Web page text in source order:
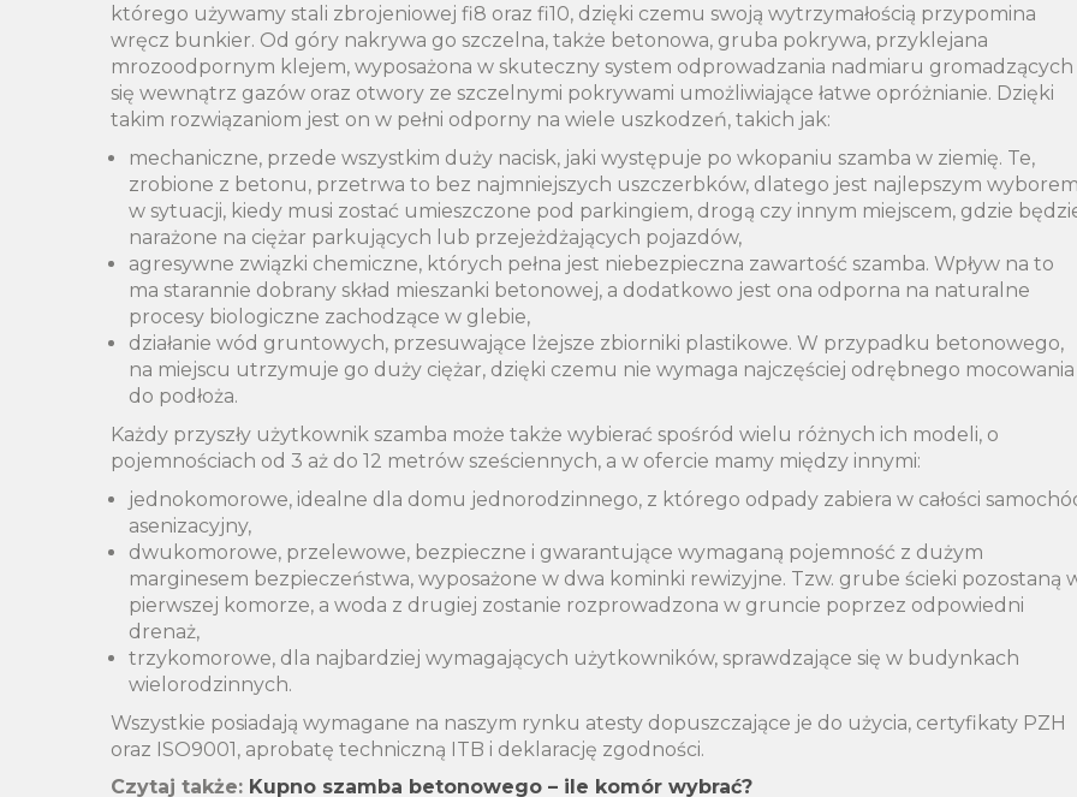
którego używamy stali zbrojeniowej fi8 oraz fi10, dzięki czemu swoją wytrzymałością przypomina
wręcz bunkier. Od góry nakrywa go szczelna, także betonowa, gruba pokrywa, przyklejana
mrozoodpornym klejem, wyposażona w skuteczny system odprowadzania nadmiaru gromadzących
się wewnątrz gazów oraz otwory ze szczelnymi pokrywami umożliwiające łatwe opróżnianie. Dzięki
takim rozwiązaniom jest on w pełni odporny na wiele uszkodzeń, takich jak:
mechaniczne, przede wszystkim duży nacisk, jaki występuje po wkopaniu szamba w ziemię. Te,
zrobione z betonu, przetrwa to bez najmniejszych uszczerbków, dlatego jest najlepszym
w sytuacji, kiedy musi zostać umieszczone pod parkingiem, drogą czy innym miejscem, gdzie
narażone na ciężar parkujących lub przejeżdżających pojazdów,
agresywne związki chemiczne, których pełna jest niebezpieczna zawartość szamba. Wpływ na to
ma starannie dobrany skład mieszanki betonowej, a dodatkowo jest ona odporna na naturalne
procesy biologiczne zachodzące w glebie,
działanie wód gruntowych, przesuwające lżejsze zbiorniki plastikowe. W przypadku betonowego,
na miejscu utrzymuje go duży ciężar, dzięki czemu nie wymaga najczęściej odrębnego mocowania
do podłoża.
Każdy przyszły użytkownik szamba może także wybierać spośród wielu różnych ich modeli, o
pojemnościach od 3 aż do 12 metrów sześciennych, a w ofercie mamy między innymi:
jednokomorowe, idealne dla domu jednorodzinnego, z którego odpady zabiera w całości
asenizacyjny,
dwukomorowe, przelewowe, bezpieczne i gwarantujące wymaganą pojemność z dużym
marginesem bezpieczeństwa, wyposażone w dwa kominki rewizyjne. Tzw. grube ścieki pozostaną
pierwszej komorze, a woda z drugiej zostanie rozprowadzona w gruncie poprzez odpowiedni
drenaż,
trzykomorowe, dla najbardziej wymagających użytkowników, sprawdzające się w budynkach
wielorodzinnych.
Wszystkie posiadają wymagane na naszym rynku atesty dopuszczające je do użycia, certyfikaty PZH
oraz ISO9001, aprobatę techniczną ITB i deklarację zgodności.
Czytaj także: Kupno szamba betonowego – ile komór wybrać?